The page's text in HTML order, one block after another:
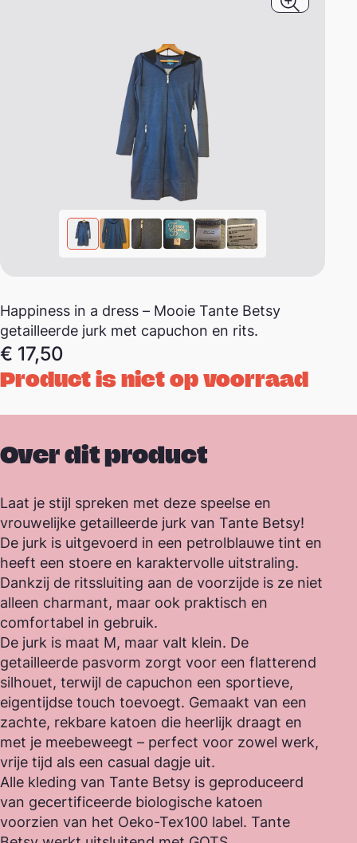
Happiness in a dress – Mooie Tante Betsy
getailleerde jurk met capuchon en rits.
€ 17,50
Product is niet op voorraad
Over dit product
Laat je stijl spreken met deze speelse en
vrouwelijke getailleerde jurk van Tante Betsy!
De jurk is uitgevoerd in een petrolblauwe tint en
heeft een stoere en karaktervolle uitstraling.
Dankzij de ritssluiting aan de voorzijde is ze niet
alleen charmant, maar ook praktisch en
comfortabel in gebruik.
De jurk is maat M, maar valt klein. De
getailleerde pasvorm zorgt voor een flatterend
silhouet, terwijl de capuchon een sportieve,
eigentijdse touch toevoegt. Gemaakt van een
zachte, rekbare katoen die heerlijk draagt en
met je meebeweegt – perfect voor zowel werk,
vrije tijd als een casual dagje uit.
Alle kleding van Tante Betsy is geproduceerd
van gecertificeerde biologische katoen
voorzien van het Oeko-Tex100 label. Tante